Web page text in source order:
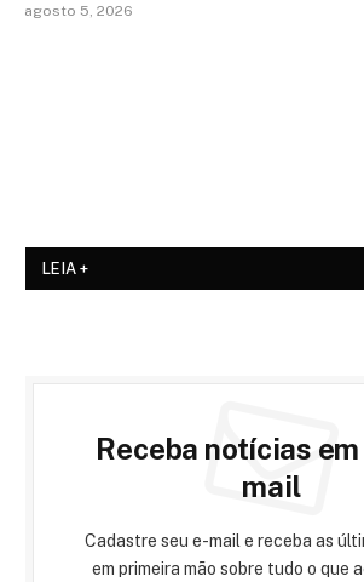
agosto 5, 2026
LEIA +
Receba notícias
mail
Cadastre seu e-mail e receba as
em primeira mão sobre tudo o que